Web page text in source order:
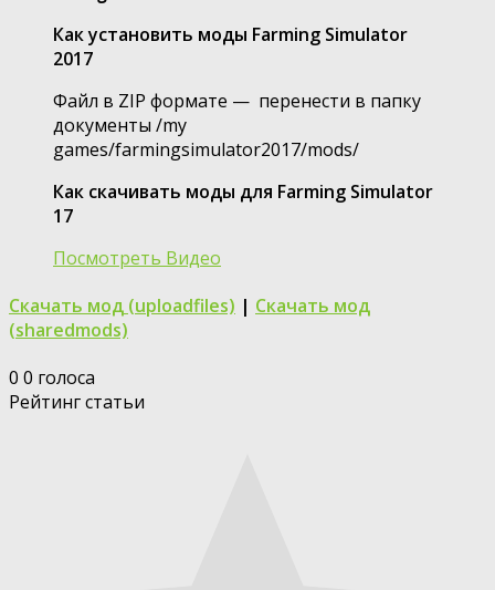
Как установить моды Farming Simulator
2017
Файл в ZIP формате — перенести в папку
документы /my
games/farmingsimulator2017/mods/
Как скачивать моды для Farming Simulator
17
Посмотреть Видео
Скачать мод (uploadfiles) | Скачать мод
(sharedmods)
0 0 голоса
Рейтинг статьи